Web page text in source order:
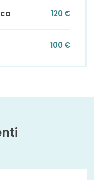
120 €
100 €